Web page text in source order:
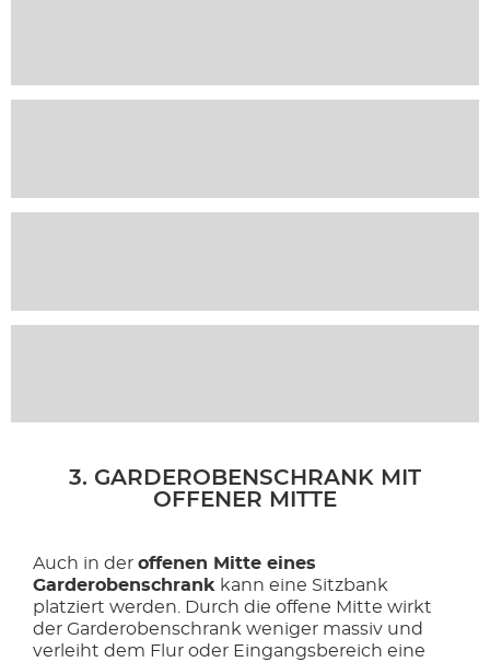
3. GARDEROBENSCHRANK MIT
OFFENER MITTE
Auch in der offenen Mitte eines
Garderobenschrank kann eine Sitzbank
platziert werden. Durch die offene Mitte wirkt
der Garderobenschrank weniger massiv und
verleiht dem Flur oder Eingangsbereich eine